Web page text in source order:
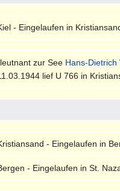
- Eingelaufen in
zur See Hans-Dietrich
lief U 766 in
- Eingelaufen in
- Eingelaufen in St.